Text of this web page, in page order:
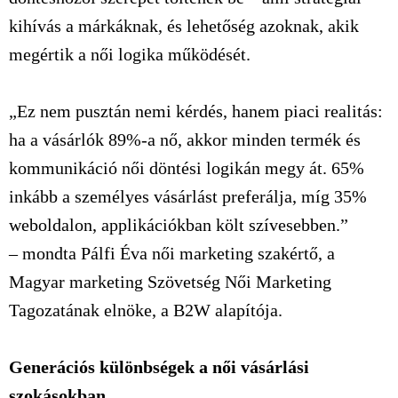
kihívás a márkáknak, és lehetőség azoknak, akik
megértik a női logika működését.
„Ez nem pusztán nemi kérdés, hanem piaci realitás:
ha a vásárlók 89%-a nő, akkor minden termék és
kommunikáció női döntési logikán megy át. 65%
inkább a személyes vásárlást preferálja, míg 35%
weboldalon, applikációkban költ szívesebben.”
– mondta Pálfi Éva női marketing szakértő, a
Magyar marketing Szövetség Női Marketing
Tagozatának elnöke, a B2W alapítója.
Generációs különbségek a női vásárlási